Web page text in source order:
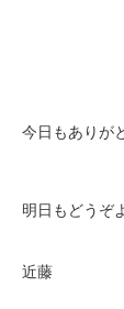
今日もありが
明日もどうぞ
近藤